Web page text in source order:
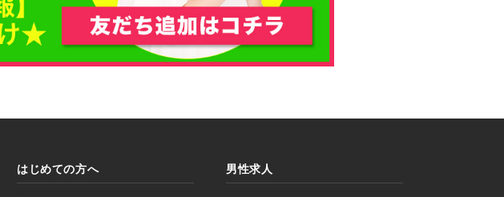
はじめての方へ 男性求人